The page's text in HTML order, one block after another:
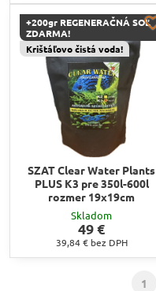
+200gr REGENERAČNÁ SOĽ
ZDARMA!
Krištáľovo čistá voda!
SZAT Clear Water Plants
PLUS K3 pre 350l-600l
rozmer 19x19cm
Skladom
49 €
39,84 € bez DPH
1